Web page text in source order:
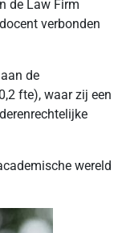
de Law Firm
verbonden
de
fte), waar zij een
wereld